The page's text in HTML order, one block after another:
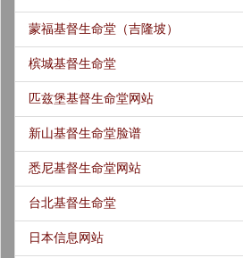
蒙福基督生命堂（吉隆坡）
槟城基督生命堂
匹兹堡基督生命堂网站
新山基督生命堂脸谱
悉尼基督生命堂网站
台北基督生命堂
日本信息网站